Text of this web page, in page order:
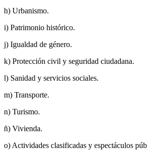
h) Urbanismo.
i) Patrimonio histórico.
j) Igualdad de género.
k) Protección civil y seguridad ciudadana.
l) Sanidad y servicios sociales.
m) Transporte.
n) Turismo.
ñ) Vivienda.
o) Actividades clasificadas y espectáculos